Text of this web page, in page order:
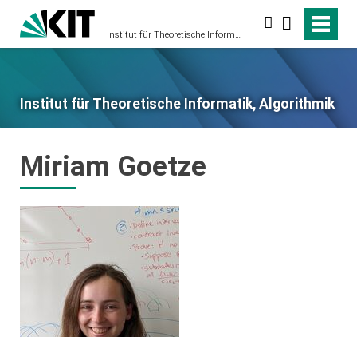
Institut für Theoretische Informatik, Algorithmik
Suche
Institut für Theoretische Informatik, Algorithmik
Miriam Goetze